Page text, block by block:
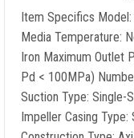
Item Specifics Model:
Media Temperature:
Iron Maximum Outlet
Pd < 100MPa)
Suction Type: Single-
Impeller Casing Type: